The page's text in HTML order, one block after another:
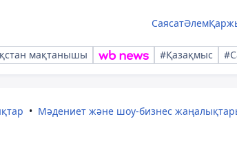
СаясатӘлем
мақтанышы #Қазақмыс
Мәдениет және шоу-бизнес